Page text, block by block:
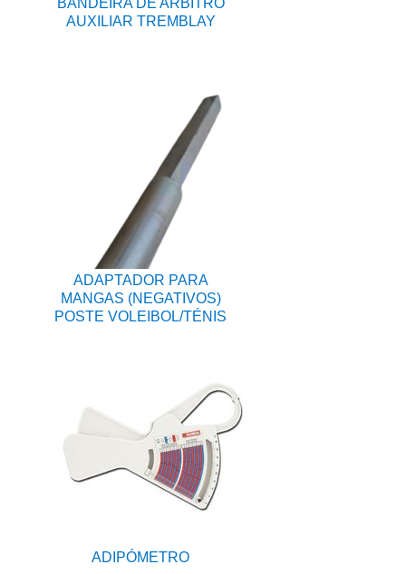
AUXILIAR TREMBLAY
ADAPTADOR PARA
MANGAS (NEGATIVOS)
POSTE VOLEIBOL/TÉNIS
ADIPÓMETRO